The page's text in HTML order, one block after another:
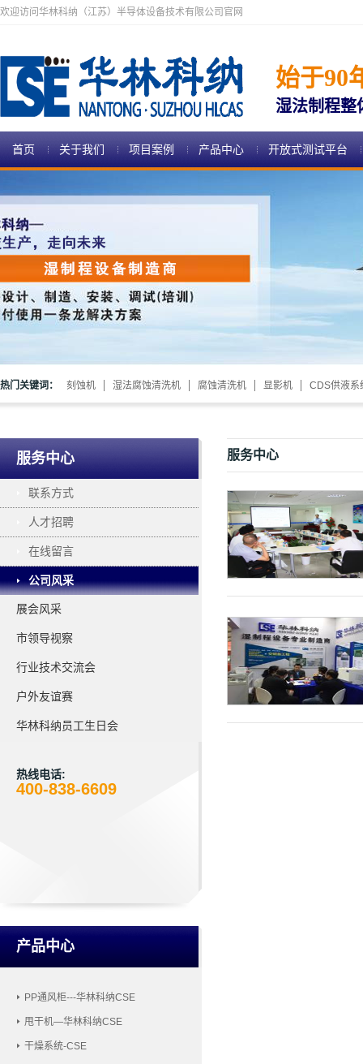
欢迎访问华林科纳（江苏）半导体设备技术有限公司官网
始于90
湿法制程整
首页 关于我们 项目案例 产品中心 开放式测试平台
热门关键词： 刻蚀机 湿法腐蚀清洗机 腐蚀清洗机 显影机 CDS供液系
服务中心
联系方式
人才招聘
在线留言
公司风采
展会风采
市领导视察
行业技术交流会
户外友谊赛
华林科纳员工生日会
热线电话:
400-838-6609
产品中心
PP通风柜---华林科纳CSE
甩干机—华林科纳CSE
干燥系统-CSE
服务中心